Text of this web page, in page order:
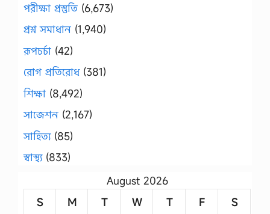
পরীক্ষা প্রস্তুতি (6,673)
প্রশ্ন সমাধান (1,940)
রূপচর্চা (42)
রোগ প্রতিরোধ(381)
শিক্ষা (8,492)
সাজেশন (2,167)
সাহিত্য(85)
স্বাস্থ্য(833)
August 2026
S
M T W T F
S